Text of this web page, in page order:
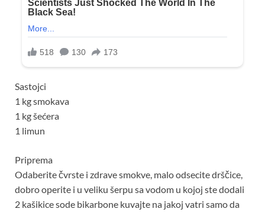
Sastojci
1 kg smokava
1 kg šećera
1 limun
Priprema
Odaberite čvrste i zdrave smokve, malo odsecite drščice,
dobro operite i u veliku šerpu sa vodom u kojoj ste dodali
2 kašikice sode bikarbone kuvajte na jakoj vatri samo da